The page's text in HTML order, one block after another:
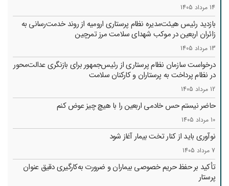
14 مرداد 1405
بازدید رئیس هیئت‌مدیره نظام پرستاری ارومیه از روند خدمت‌رسانی به
زائران اربعین در موکب شهدای سلامت مرز تمرچین
13 مرداد 1405
درخواست سازمان نظام پرستاری از رئیس‌جمهور برای بازنگری عدالت‌محور
در نظام پرداخت به پرستاران و کارکنان سلامت
12 مرداد 1405
حاضر نیستم حس خادمی اربعین را با هیچ چیز عوض کنم
10 مرداد 1405
نوآوری باید از کنار تخت بیمار آغاز شود
7 مرداد 1405
تأکید بر حفظ حریم خصوصی بیماران و ضرورت به‌کارگیری دقیق عنوان
پرستار